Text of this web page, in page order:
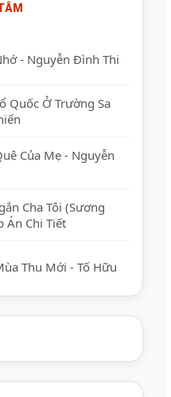
- Nguyễn Đình Thi
Quốc Ở Trường Sa
Của Mẹ - Nguyễn
Cha Tôi (Sương
Án Chi Tiết
Thu Mới - Tố Hữu